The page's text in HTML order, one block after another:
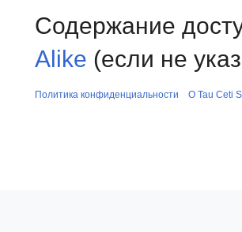
Содержание
Alike (если не
Политика конфиденциальности О Tau Ceti